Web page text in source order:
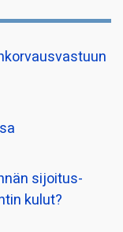
sijoitus­
kulut?